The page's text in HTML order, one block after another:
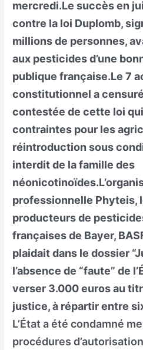
mercredi.Le succès en
contre la loi Duplomb,
millions de personnes,
aux pesticides d’une
publique française.Le 7
constitutionnel a
contestée de cette loi
contraintes pour les
réintroduction sous
interdit de la famille des
professionnelle Phyteis,
producteurs de
françaises de Bayer,
plaidait dans le dossier
l’absence de “faute” de
verser 3.000 euros au
justice, à répartir entre
L’État a été condamné
procédures